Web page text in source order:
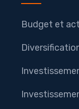
Budget et